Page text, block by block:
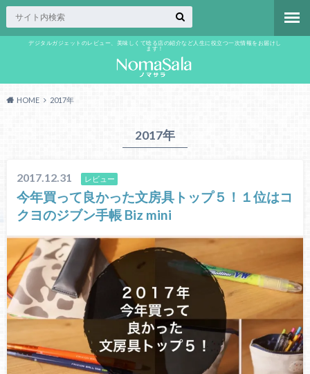
デジタルガジェットのレビュー、美味しくて唸る店の紹介など人生に役立つ一次情報をお届けし
ます！
HOME 2017年
2017年
2017.12.31 レビュー
今年買って良かった文房具トップ５！１位はコ
クヨのジブン手帳 Biz mini